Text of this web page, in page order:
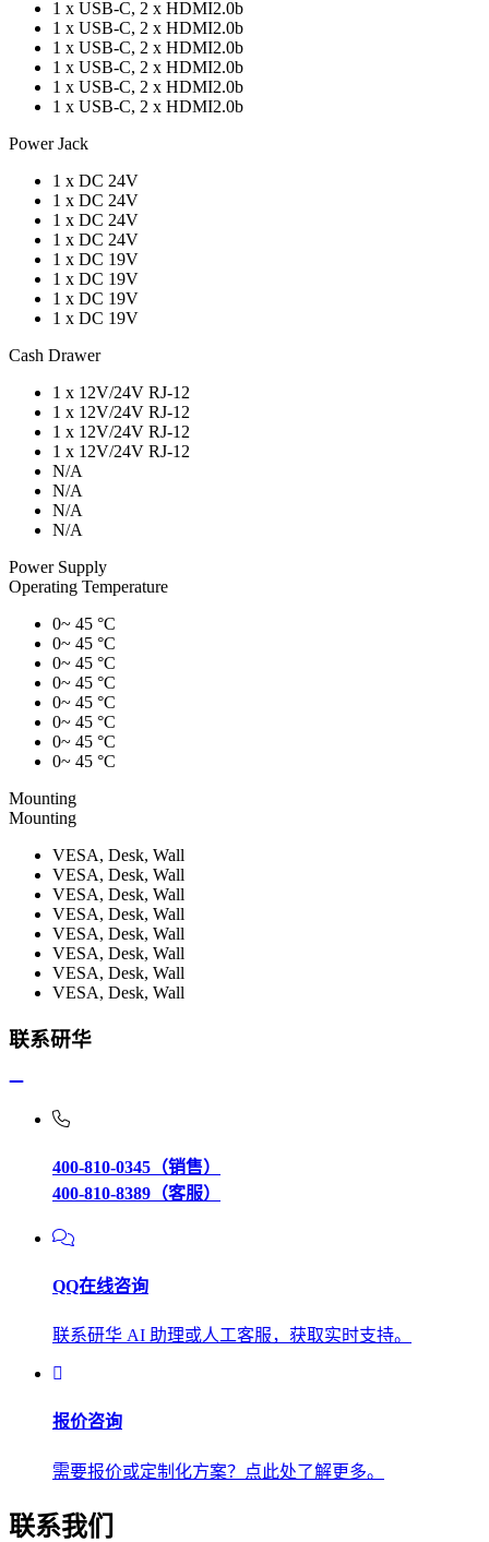
1 x USB-C, 2 x HDMI2.0b
1 x USB-C, 2 x HDMI2.0b
1 x USB-C, 2 x HDMI2.0b
1 x USB-C, 2 x HDMI2.0b
1 x USB-C, 2 x HDMI2.0b
1 x USB-C, 2 x HDMI2.0b
Power Jack
1 x DC 24V
1 x DC 24V
1 x DC 24V
1 x DC 24V
1 x DC 19V
1 x DC 19V
1 x DC 19V
1 x DC 19V
Cash Drawer
1 x 12V/24V RJ-12
1 x 12V/24V RJ-12
1 x 12V/24V RJ-12
1 x 12V/24V RJ-12
N/A
N/A
N/A
N/A
Power Supply
Operating Temperature
0~ 45 °C
0~ 45 °C
0~ 45 °C
0~ 45 °C
0~ 45 °C
0~ 45 °C
0~ 45 °C
0~ 45 °C
Mounting
Mounting
VESA, Desk, Wall
VESA, Desk, Wall
VESA, Desk, Wall
VESA, Desk, Wall
VESA, Desk, Wall
VESA, Desk, Wall
VESA, Desk, Wall
VESA, Desk, Wall
联系研华
400-810-0345（销售）
400-810-8389（客服）
QQ在线咨询
联系研华 AI 助理或人工客服，获取实时支持。
报价咨询
需要报价或定制化方案？点此处了解更多。
联系我们